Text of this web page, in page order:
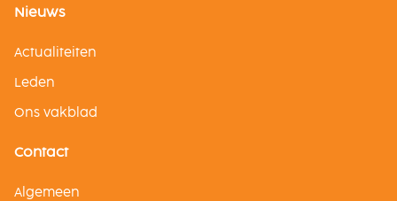
Nieuws
Actualiteiten
Leden
Ons vakblad
Contact
Algemeen